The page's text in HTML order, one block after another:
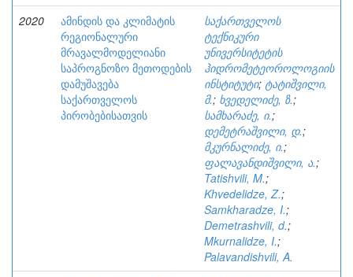
2020
ამინდის და კლიმატის
რეგიონალური
მრავალმოდელიანი
საპროგნოზო მეთოდების
დამუშავება
საქართველოს
პირობებისათვის
საქართველოს
ტექნიკური
უნივერსიტეტის
ჰიდრომეტეოროლოგიის
ინსტიტუტი; ტატიშვილი,
მ.; ხვედელიძე, ზ.;
სამხარაძე, ი.;
დემეტრაშვილი, დ.;
მკურნალიძე, ი.;
ფალავანდიშვილი, ა.;
Tatishvili, M.;
Khvedelidze, Z.;
Samkharadze, I.;
Demetrashvili, d.;
Mkurnalidze, I.;
Palavandishvili, A.